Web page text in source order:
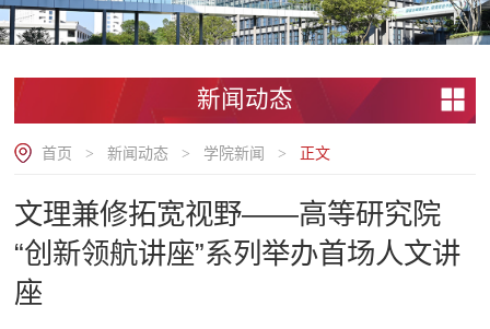
新闻动态
首页 > 新闻动态 > 学院新闻 > 正文
文理兼修拓宽视野——高等研究院
“创新领航讲座”系列举办首场人文讲
座